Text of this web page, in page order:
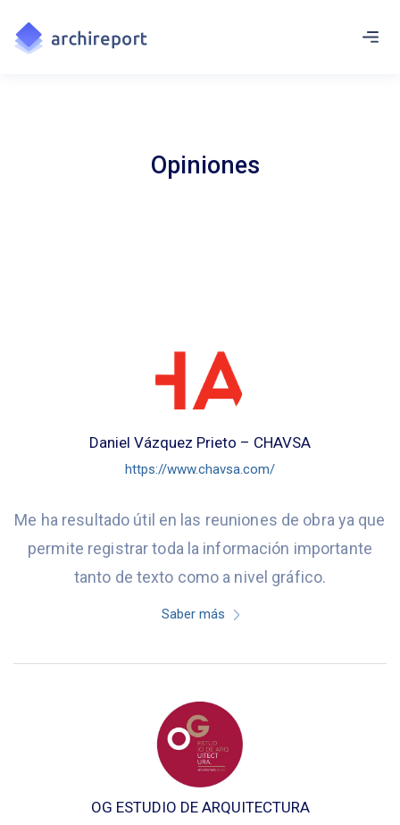
Opiniones
Daniel Vázquez Prieto – CHAVSA
https://www.chavsa.com/
Me ha resultado útil en las reuniones de obra ya que
permite registrar toda la información importante
tanto de texto como a nivel gráfico.
Saber más
OG ESTUDIO DE ARQUITECTURA